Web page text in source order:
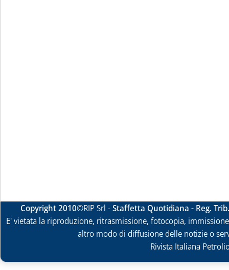
Copyright 2010©RIP Srl -Staffetta Quotidiana - Reg.
E' vietata la riproduzione, ritrasmissione, fotocopia,
altro modo di diffusione delle notizie o
Rivista Italiana